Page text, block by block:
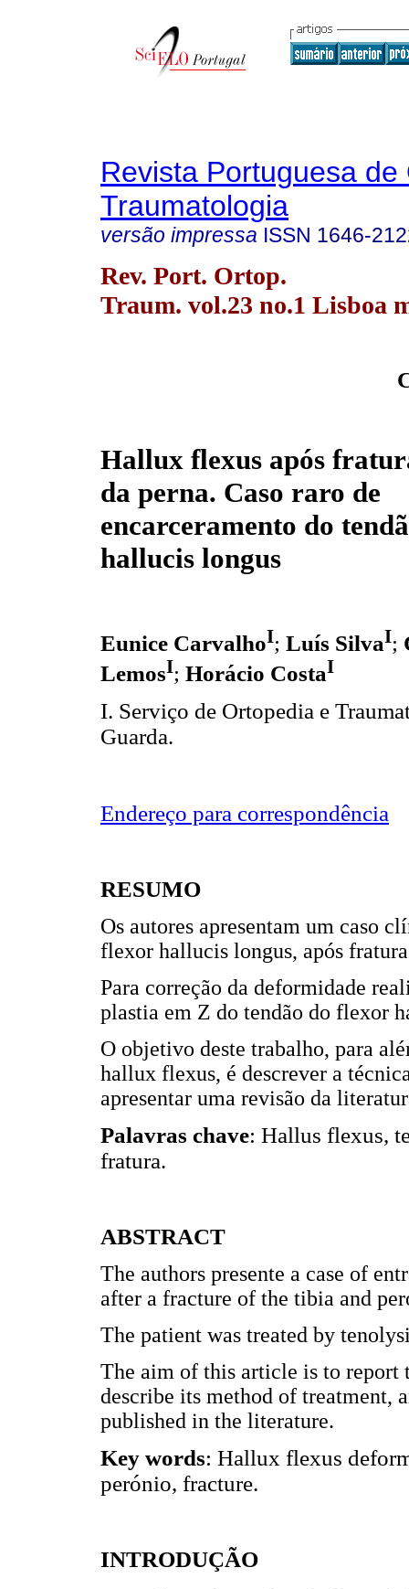
Revista Portuguesa de
Traumatologia
versão impressa ISSN 1646-
Rev. Port. Ortop.
Traum. vol.23 no.1 Lisboa
Hallux flexus após
da perna. Caso raro de
encarceramento do
hallucis longus
Eunice CarvalhoI; Luís SilvaI;
LemosI; Horácio CostaI
I. Serviço de Ortopedia e
Guarda.
Endereço para correspondência
RESUMO
Os autores apresentam um caso
flexor hallucis longus, após fratura
Para correção da deformidade
plastia em Z do tendão do flexor
O objetivo deste trabalho, para
hallux flexus, é descrever a
apresentar uma revisão da
Palavras chave: Hallus flexus,
fratura.
ABSTRACT
The authors presente a case of
after a fracture of the tibia and
The patient was treated by
The aim of this article is to
describe its method of treatment,
published in the literature.
Key words: Hallux flexus
perónio, fracture.
INTRODUÇÃO